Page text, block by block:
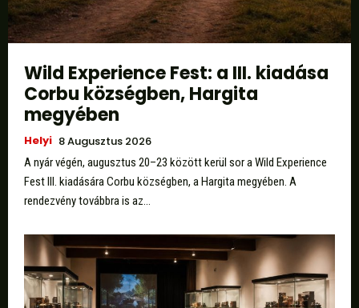
Wild Experience Fest: a III. kiadása
Corbu községben, Hargita
megyében
Helyi 8 Augusztus 2026
A nyár végén, augusztus 20–23 között kerül sor a Wild Experience
Fest III. kiadására Corbu községben, a Hargita megyében. A
rendezvény továbbra is az...